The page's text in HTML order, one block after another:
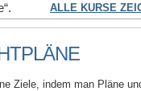
ALLE KURSE
Ziele, indem man Pläne